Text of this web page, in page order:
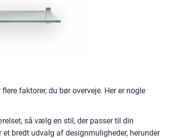
faktorer, du bør overveje. Her er nogle
så vælg en stil, der passer til din
bredt udvalg af designmuligheder, herunder